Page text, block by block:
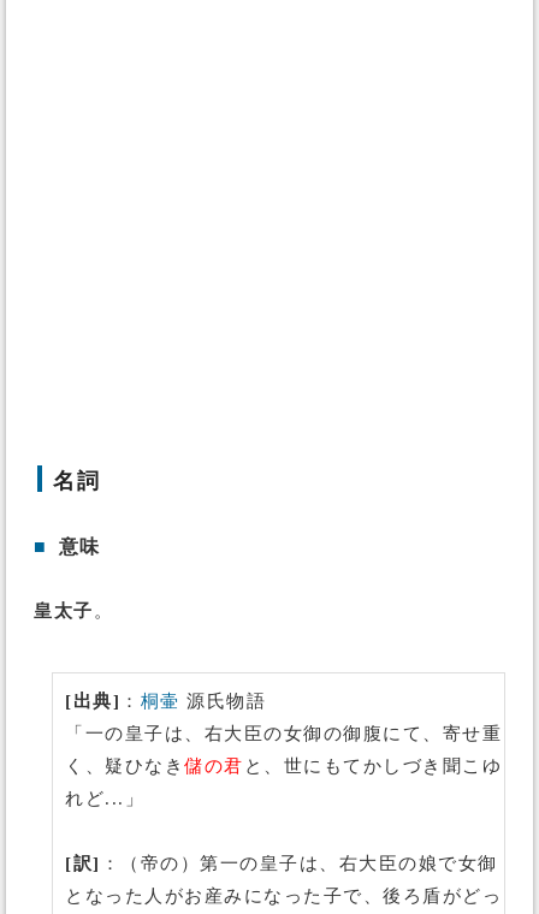
名詞
■ 意味
皇太子 。
[出典] ： 桐壷 源氏物語
「一の皇子は、右大臣の女御の御腹にて、寄せ重
く、疑ひなき 儲の君 と、世にもてかしづき聞こゆ
れど...」
[訳] ：（帝の）第一の皇子は、右大臣の娘で女御
となった人がお産みになった子で、後ろ盾がどっ